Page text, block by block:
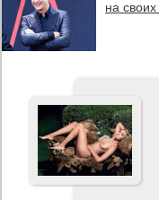
на